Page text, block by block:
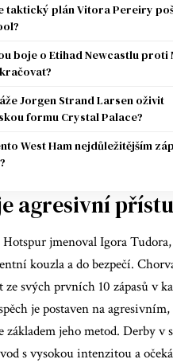
taktický plán Vitora Pereiry
boje o Etihad Newcastlu proti
Jorgen Strand Larsen oživit
formu Crystal Palace?
West Ham nejdůležitějším
agresivní
jmenoval Igora
kouzla a do bezpečí.
ze svých prvních 10 zápasů v
je postaven na
základem jeho metod. Derby
s vysokou intenzitou a